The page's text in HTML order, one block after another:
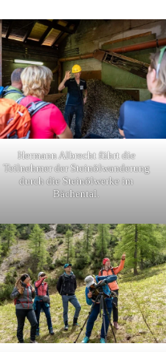
Hermann Albrecht führt die
Teilnehmer der Steinölwanderung
durch die Steinölwerke im
Bächental.